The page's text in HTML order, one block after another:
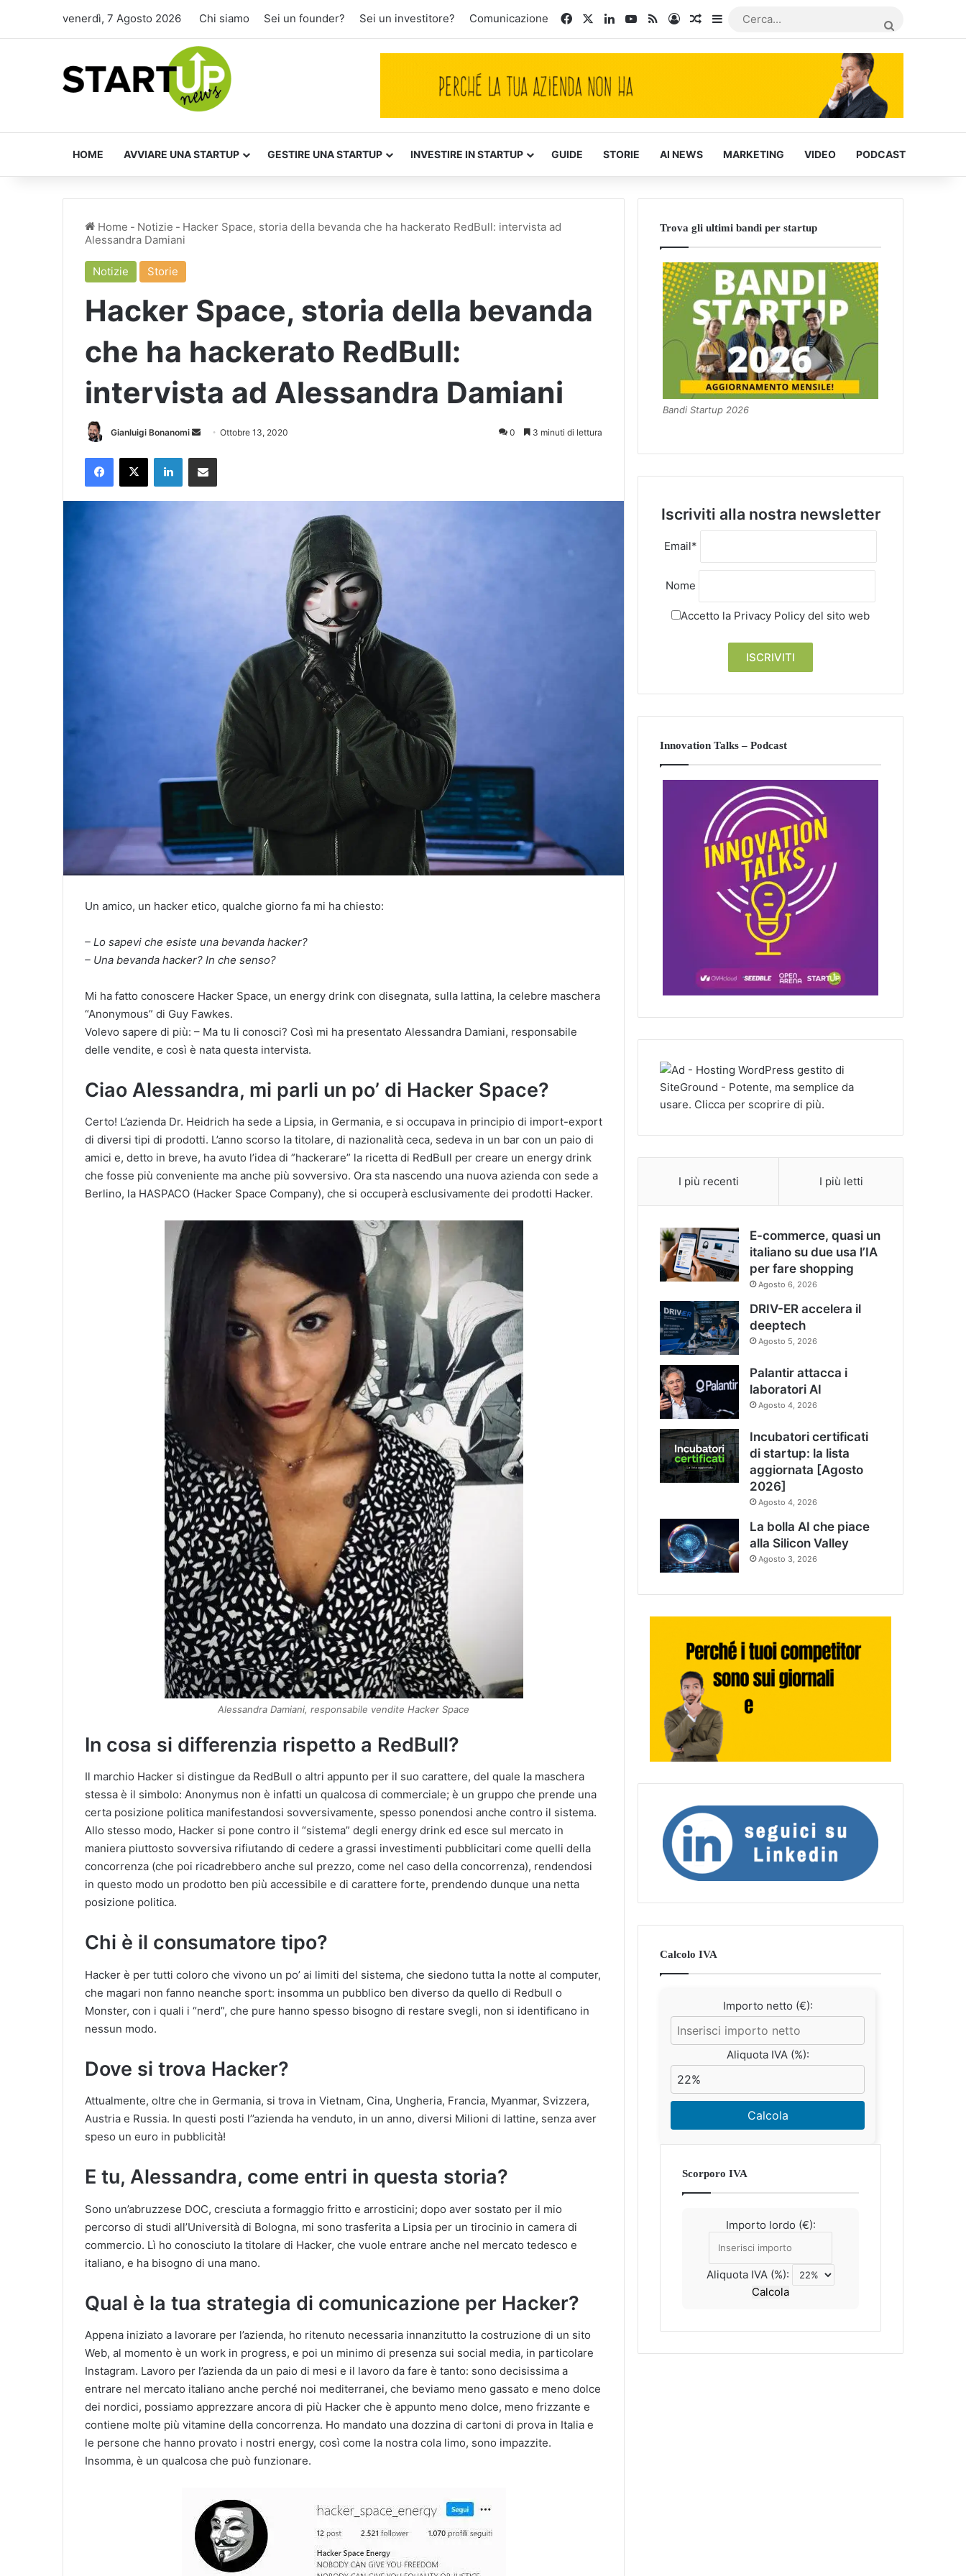
venerdì, 7 Agosto 2026 Chi siamo Sei un founder? Sei un investitore? Comunicazione FacebookLinkedInYou Tube
RSSAccediArticoli Casuali
Barra laterale
HOME AVVIARE UNA STARTUP GESTIRE UNA STARTUP INVESTIRE IN STARTUP GUIDE STORIE AI NEWS MARKETING VIDEO PODCAST
Home - Notizie - Hacker Space, storia della bevanda che ha hackerato RedBull: intervista ad
Alessandra Damiani
Notizie Storie
Hacker Space, storia della bevanda
che ha hackerato RedBull:
intervista ad Alessandra Damiani
Gianluigi Bonanomi
Invia Ottobre 13, 2020 0 3 minuti di lettura
Facebook
X LinkedInCondividi via Email
Un amico, un hacker etico, qualche giorno fa mi ha chiesto:
– Lo sapevi che esiste una bevanda hacker?
– Una bevanda hacker? In che senso?
Mi ha fatto conoscere Hacker Space, un energy drink con disegnata, sulla lattina, la celebre maschera
“Anonymous” di Guy Fawkes.
Volevo sapere di più: – Ma tu li conosci? Così mi ha presentato Alessandra Damiani, responsabile
delle vendite, e così è nata questa intervista.
Ciao Alessandra, mi parli un po’ di Hacker Space?
Certo! L’azienda Dr. Heidrich ha sede a Lipsia, in Germania, e si occupava in principio di import-export
di diversi tipi di prodotti. L’anno scorso la titolare, di nazionalità ceca, sedeva in un bar con un paio di
amici e, detto in breve, ha avuto l’idea di ”hackerare” la ricetta di RedBull per creare un energy drink
che fosse più conveniente ma anche più sovversivo. Ora sta nascendo una nuova azienda con sede a
Berlino, la HASPACO (Hacker Space Company), che si occuperà esclusivamente dei prodotti Hacker.
Alessandra Damiani, responsabile vendite Hacker Space
In cosa si differenzia rispetto a RedBull?
Il marchio Hacker si distingue da RedBull o altri appunto per il suo carattere, del quale la maschera
stessa è il simbolo: Anonymus non è infatti un qualcosa di commerciale; è un gruppo che prende una
certa posizione politica manifestandosi sovversivamente, spesso ponendosi anche contro il sistema.
Allo stesso modo, Hacker si pone contro il “sistema” degli energy drink ed esce sul mercato in
maniera piuttosto sovversiva rifiutando di cedere a grassi investimenti pubblicitari come quelli della
concorrenza (che poi ricadrebbero anche sul prezzo, come nel caso della concorrenza), rendendosi
in questo modo un prodotto ben più accessibile e di carattere forte, prendendo dunque una netta
posizione politica.
Chi è il consumatore tipo?
Hacker è per tutti coloro che vivono un po’ ai limiti del sistema, che siedono tutta la notte al computer,
che magari non fanno neanche sport: insomma un pubblico ben diverso da quello di Redbull o
Monster, con i quali i “nerd”, che pure hanno spesso bisogno di restare svegli, non si identificano in
nessun modo.
Dove si trova Hacker?
Attualmente, oltre che in Germania, si trova in Vietnam, Cina, Ungheria, Francia, Myanmar, Svizzera,
Austria e Russia. In questi posti l’’azienda ha venduto, in un anno, diversi Milioni di lattine, senza aver
speso un euro in pubblicità!
E tu, Alessandra, come entri in questa storia?
Sono un’abruzzese DOC, cresciuta a formaggio fritto e arrosticini; dopo aver sostato per il mio
percorso di studi all’Università di Bologna, mi sono trasferita a Lipsia per un tirocinio in camera di
commercio. Lì ho conosciuto la titolare di Hacker, che vuole entrare anche nel mercato tedesco e
italiano, e ha bisogno di una mano.
Qual è la tua strategia di comunicazione per Hacker?
Appena iniziato a lavorare per l’azienda, ho ritenuto necessaria innanzitutto la costruzione di un sito
Web, al momento è un work in progress, e poi un minimo di presenza sui social media, in particolare
Instagram. Lavoro per l’azienda da un paio di mesi e il lavoro da fare è tanto: sono decisissima a
entrare nel mercato italiano anche perché noi mediterranei, che beviamo meno gassato e meno dolce
dei nordici, possiamo apprezzare ancora di più Hacker che è appunto meno dolce, meno frizzante e
contiene molte più vitamine della concorrenza. Ho mandato una dozzina di cartoni di prova in Italia e
le persone che hanno provato i nostri energy, così come la nostra cola limo, sono impazzite.
Insomma, è un qualcosa che può funzionare.
Trova gli ultimi bandi per startup
Bandi Startup 2026
Iscriviti alla nostra newsletter
Email*
Nome
Accetto la Privacy Policy del sito web
Innovation Talks – Podcast
I più recenti I più letti
E-commerce, quasi un
italiano su due usa l’IA
per fare shopping
Agosto 6, 2026
DRIV-ER accelera il
deeptech
Agosto 5, 2026
Palantir attacca i
laboratori AI
Agosto 4, 2026
Incubatori certificati
di startup: la lista
aggiornata [Agosto
2026]
Agosto 4, 2026
La bolla AI che piace
alla Silicon Valley
Agosto 3, 2026
Calcolo IVA
Importo netto (€):
Aliquota IVA (%):
Calcola
Scorporo IVA
Importo lordo (€):
Aliquota IVA (%):
Calcola